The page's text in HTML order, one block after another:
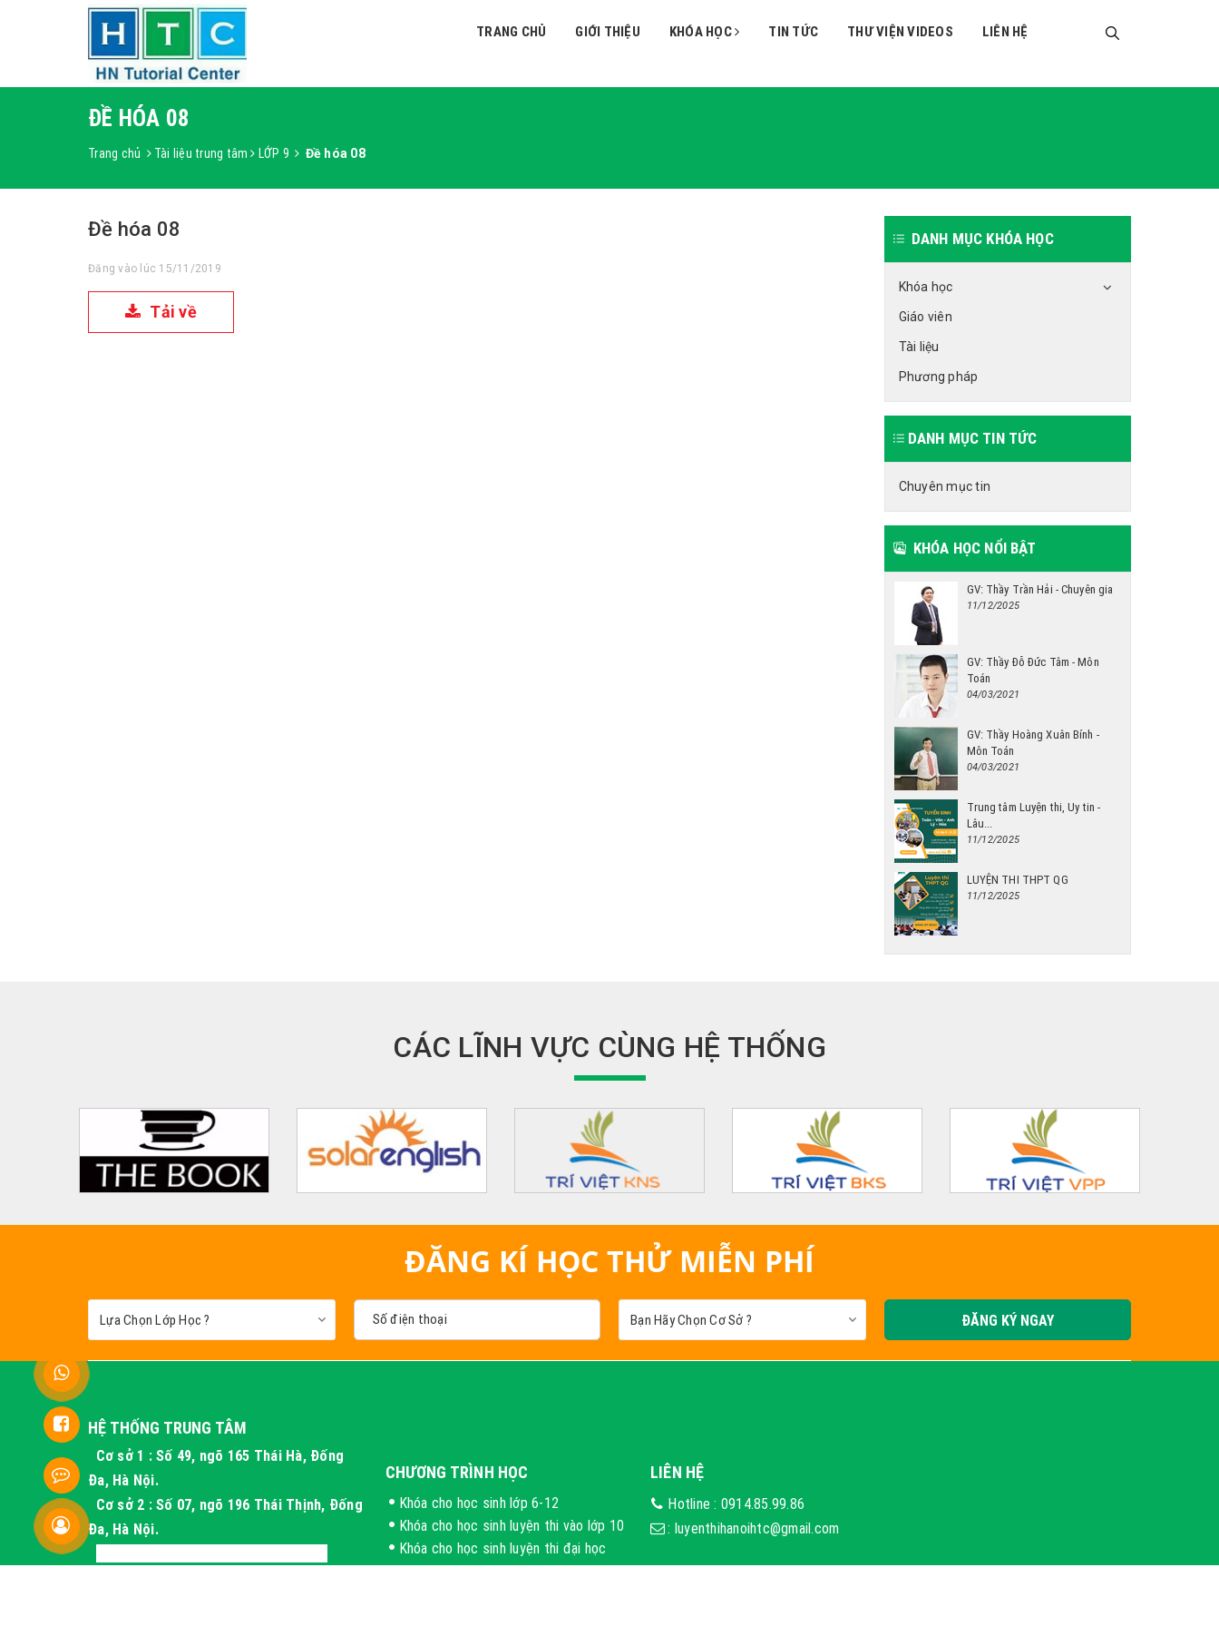
TRANG CHỦ GIỚI THIỆU KHÓA HỌC TIN TỨC THƯ VIỆN VIDEOS LIÊN HỆ
ĐỀ HÓA 08
Trang chủ Tài liệu trung tâm LỚP 9 Đề hóa 08
Đề hóa 08
Đăng vào lúc 15/11/2019
Tải về
DANH MỤC KHÓA HỌC
Khóa học
Giáo viên
Tài liệu
Phương pháp
DANH MỤC TIN TỨC
Chuyên mục tin
KHÓA HỌC NỔI BẬT
GV: Thầy Trần Hải - Chuyên gia
11/12/2025
GV: Thầy Đỗ Đức Tâm - Môn
Toán
04/03/2021
GV: Thầy Hoàng Xuân Bính -
Môn Toán
04/03/2021
Trung tâm Luyện thi, Uy tin -
Lâu...
11/12/2025
LUYỆN THI THPT QG
11/12/2025
CÁC LĨNH VỰC CÙNG HỆ THỐNG
ĐĂNG KÍ HỌC THỬ MIỄN PHÍ
ĐĂNG KÝ NGAY
HỆ THỐNG TRUNG TÂM
Cơ sở 1 : Số 49, ngõ 165 Thái Hà, Đống
Đa, Hà Nội.
Cơ sở 2 : Số 07, ngõ 196 Thái Thịnh, Đống
Đa, Hà Nội.
CHƯƠNG TRÌNH HỌC
Khóa cho học sinh lớp 6-12
Khóa cho học sinh luyện thi vào lớp 10
Khóa cho học sinh luyện thi đại học
Khóa học
LIÊN HỆ
Hotline : 0914.85.99.86
: luyenthihanoihtc@gmail.com